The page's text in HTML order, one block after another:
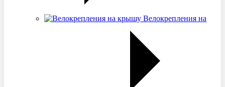
Велокрепления на